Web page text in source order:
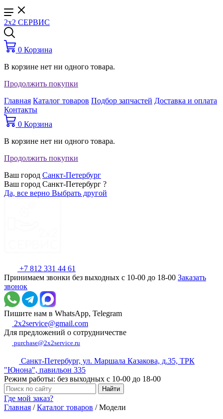
2x2 СЕРВИС
0 Корзина
В корзине нет ни одного товара.
Продолжить покупки
Главная Каталог товаров Подбор запчастей Доставка и оплата
Контакты
0 Корзина
В корзине нет ни одного товара.
Продолжить покупки
Ваш город Санкт-Петербург
Ваш город Санкт-Петербург ?
Да, все верно Выбрать другой
+7 812 331 44 61
Принимаем звонки без выходных с 10-00 до 18-00 Заказать
звонок
Пишите нам в WhatsApp, Telegram
2x2service@gmail.com
Для предложений о сотрудничестве
purchase@2x2service.ru
Санкт-Петербург, ул. Маршала Казакова, д.35, ТРК
"Юнона", павильон 335
Режим работы: без выходных с 10-00 до 18-00
Где мой заказ?
Главная /Каталог товаров /Модели